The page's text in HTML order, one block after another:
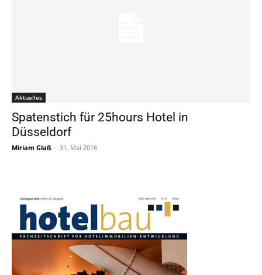
Aktuelles
Spatenstich für 25hours Hotel in
Düsseldorf
Miriam Glaß - 31. Mai 2016